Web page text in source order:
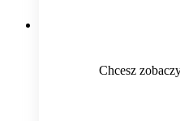
Chcesz